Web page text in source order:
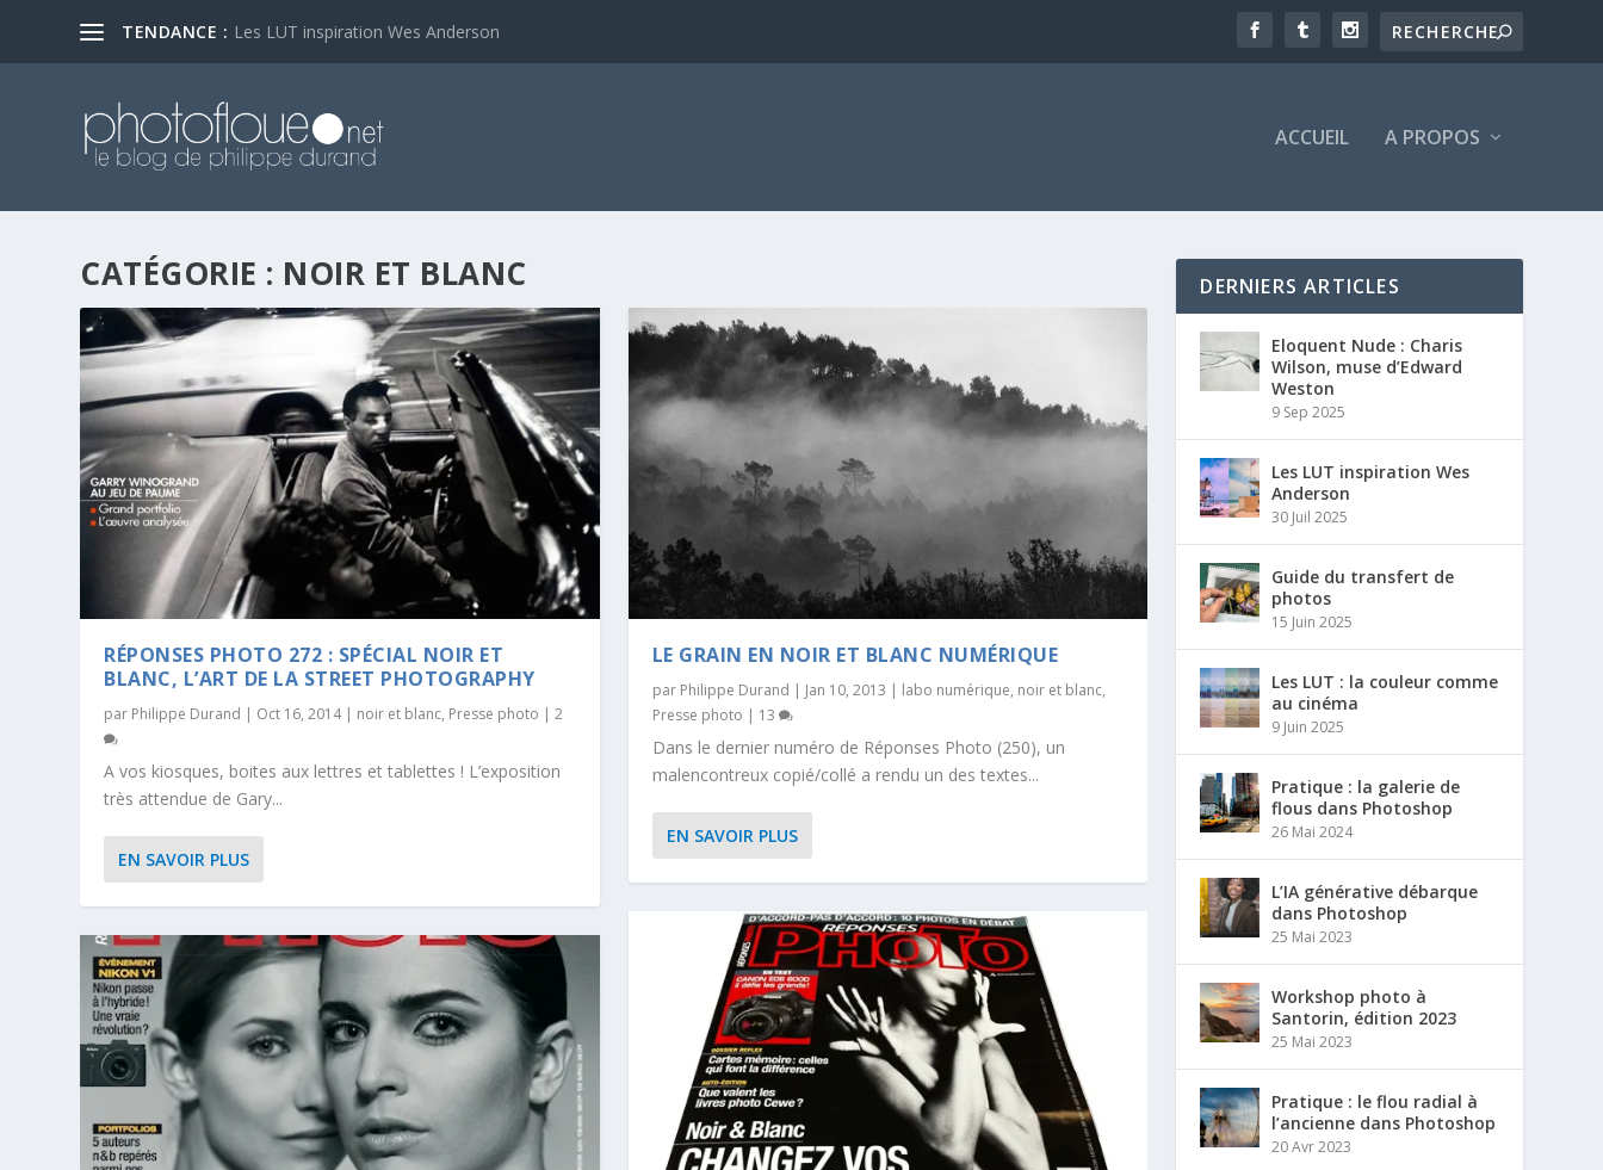
TENDANCE : Les LUT inspiration Wes Anderson
ACCUEIL A PROPOS
CATÉGORIE : NOIR ET BLANC
RÉPONSES PHOTO 272 : SPÉCIAL NOIR ET
BLANC, L’ART DE LA STREET PHOTOGRAPHY
par Philippe Durand | Oct 16, 2014| noir et blanc, Presse photo |2
A vos kiosques, boites aux lettres et tablettes ! L’exposition
très attendue de Gary...
EN SAVOIR PLUS
LE GRAIN EN NOIR ET BLANC NUMÉRIQUE
par Philippe Durand | Jan 10, 2013 | labo numérique, noir et blanc,
Presse photo | 13
Dans le dernier numéro de Réponses Photo (250), un
malencontreux copié/collé a rendu un des textes...
EN SAVOIR PLUS
DERNIERS ARTICLES
Eloquent Nude : Charis
Wilson, muse d’Edward
Weston
9 Sep 2025
Les LUT inspiration Wes
Anderson
30 Juil 2025
Guide du transfert de
photos
15 Juin 2025
Les LUT : la couleur comme
au cinéma
9 Juin 2025
Pratique : la galerie de
flous dans Photoshop
26 Mai 2024
L’IA générative débarque
dans Photoshop
25 Mai 2023
Workshop photo à
Santorin, édition 2023
25 Mai 2023
Pratique : le flou radial à
l’ancienne dans Photoshop
20 Avr 2023